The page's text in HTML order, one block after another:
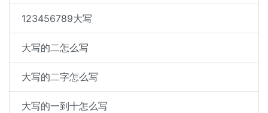
123456789大写
大写的二怎么写
大写的二字怎么写
大写的一到十怎么写